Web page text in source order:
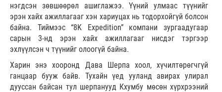
нэгдсэн зөвшөөрөл ашиглажээ. Үүний улмаас түүнийг
эрэн хайх ажиллагааг хэн хариуцах нь тодорхойгүй болсон
байна. Тиймээс “8K Expedition” компани зургаадугаар
сарын 3-нд эрэн хайх ажиллагааг нисдэг тэргээр
эхлүүлсэн ч түүнийг олоогүй байна.
Харин энэ хооронд Дава Шерпа хоол, хүчилтөрөгчгүй
ганцаар бууж байв. Тухайн үед ууланд авирах улирал
дууссан байсан тул шерпанууд Кхумбу мөсөн хүрхрээний